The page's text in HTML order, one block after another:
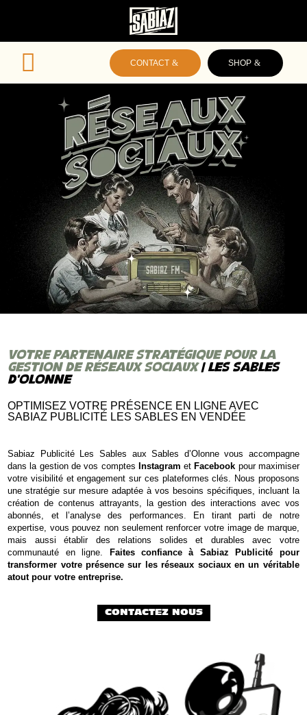
 CONTACT SHOP
VOTRE PARTENAIRE STRATÉGIQUE POUR LA
GESTION DE RÉSEAUX SOCIAUX| LES SABLES
D’OLONNE
OPTIMISEZ VOTRE PRÉSENCE EN LIGNE AVEC
SABIAZ PUBLICITÉ LES SABLES EN VENDÉE
Sabiaz Publicité Les Sables aux Sables d’Olonne vous accompagne
dans la gestion de vos comptes Instagram et Facebook pour maximiser
votre visibilité et engagement sur ces plateformes clés. Nous proposons
une stratégie sur mesure adaptée à vos besoins spécifiques, incluant la
création de contenus attrayants, la gestion des interactions avec vos
abonnés, et l’analyse des performances. En tirant parti de notre
expertise, vous pouvez non seulement renforcer votre image de marque,
mais aussi établir des relations solides et durables avec votre
communauté en ligne.
Faites confiance à Sabiaz Publicité pour
transformer votre présence sur les réseaux sociaux en un véritable
atout pour votre entreprise.
CONTACTEZ NOUS